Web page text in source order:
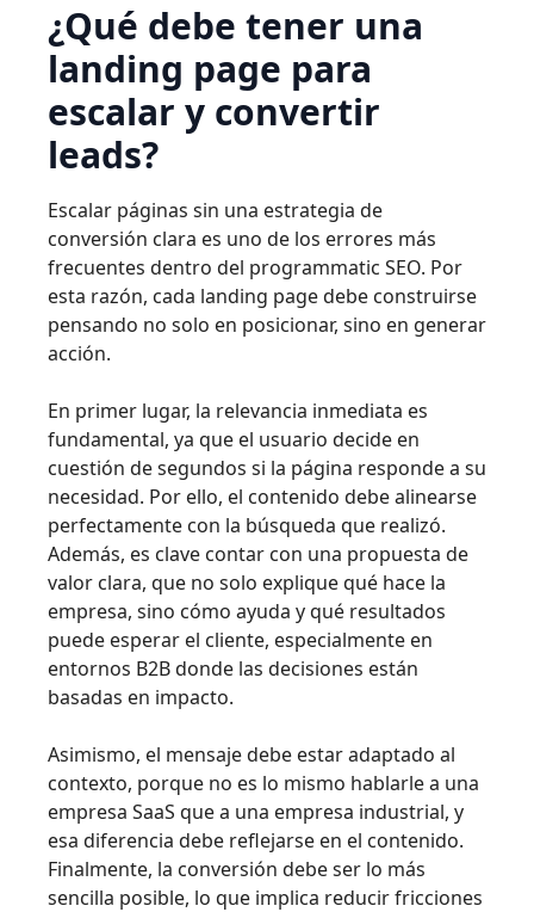
¿Qué debe tener una
landing page para
escalar y convertir
leads?
Escalar páginas sin una estrategia de
conversión clara es uno de los errores más
frecuentes dentro del programmatic SEO. Por
esta razón, cada landing page debe construirse
pensando no solo en posicionar, sino en generar
acción.
En primer lugar, la relevancia inmediata es
fundamental, ya que el usuario decide en
cuestión de segundos si la página responde a su
necesidad. Por ello, el contenido debe alinearse
perfectamente con la búsqueda que realizó.
Además, es clave contar con una propuesta de
valor clara, que no solo explique qué hace la
empresa, sino cómo ayuda y qué resultados
puede esperar el cliente, especialmente en
entornos B2B donde las decisiones están
basadas en impacto.
Asimismo, el mensaje debe estar adaptado al
contexto, porque no es lo mismo hablarle a una
empresa SaaS que a una empresa industrial, y
esa diferencia debe reflejarse en el contenido.
Finalmente, la conversión debe ser lo más
sencilla posible, lo que implica reducir fricciones